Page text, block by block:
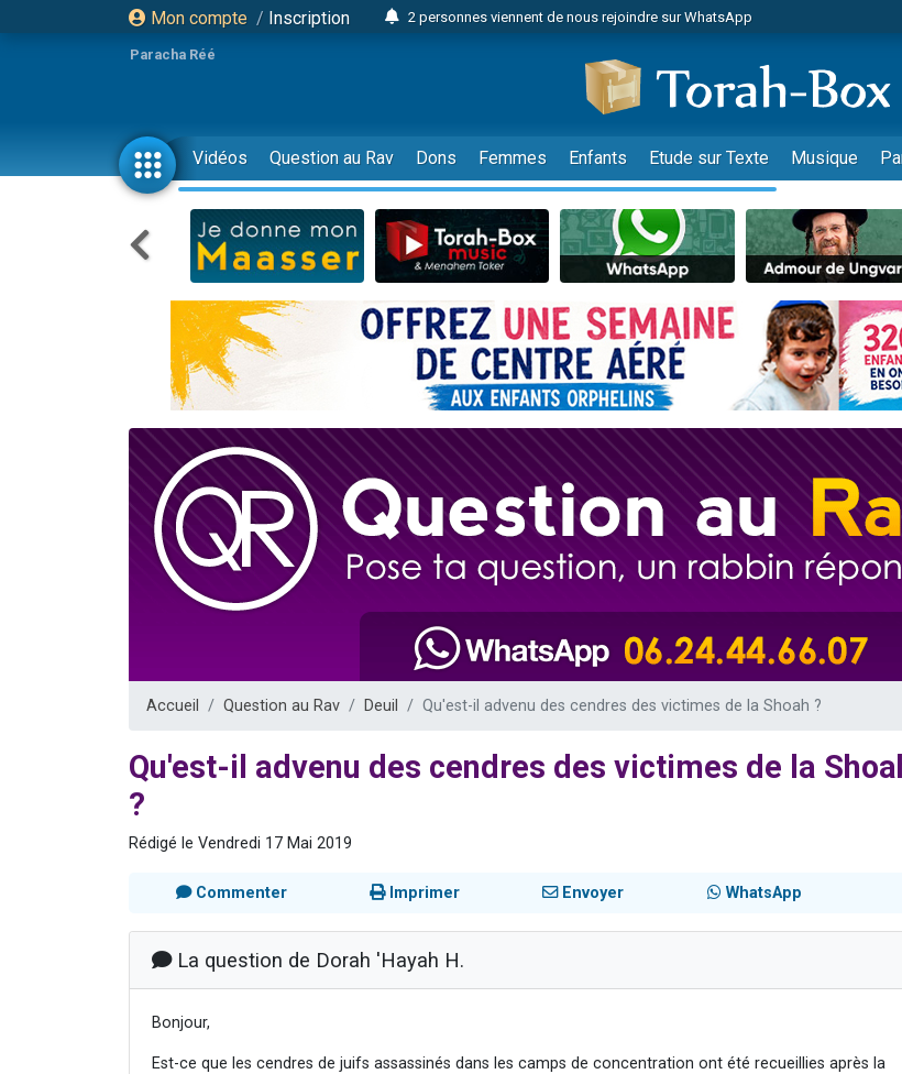
Mon compte / Inscription
6 personnes viennent de nous rejoindre sur WhatsApp
2 personnes viennent de faire un don pour 1 Journée de Vacances Pour
17 personnes viennent de demander une bénédiction
4 personnes viennent de nous rejoindre sur WhatsApp
Il reste 49 places pour étudier en groupe sur Zoom
23 personnes viennent de faire un don pour Diane, 80 ans, dans un
Eva vient de donner son Maasser
4 personnes viennent de nous rejoindre sur WhatsApp
3 personnes viennent de nous rejoindre sur WhatsApp
3 personnes viennent de faire un don pour 5 jours de vacances aux
Odaya vient de donner son Maasser
13 personnes viennent de demander une bénédiction
2 personnes viennent de nous rejoindre sur WhatsApp
30 personnes viennent de faire un don pour Sauvez la jambe de Yohan
Il reste 49 places pour étudier en groupe sur Zoom
3 personnes viennent de nous rejoindre sur WhatsApp
2 personnes viennent de nous rejoindre sur WhatsApp
Paracha Réé
Vidéos Question au Rav Dons Femmes Enfants Etude sur Texte Musique
Accueil Question au Rav Deuil Qu'est-il advenu des cendres des victimes de la Shoah ?
Qu'est-il advenu des cendres des victimes de la
?
Rédigé le Vendredi 17 Mai 2019
Commenter Imprimer Envoyer WhatsApp
La question de Dorah 'Hayah H.
Bonjour,
Est-ce que les cendres de juifs assassinés dans les camps de concentration ont été recueillies après la